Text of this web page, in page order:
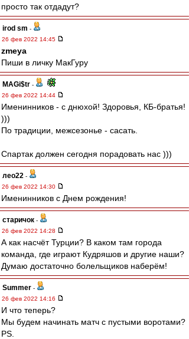
просто так отдадут?
irod sm -
26 фев 2022 14:45
zmeya
Пиши в личку МакГуру
MAGi$tr -
26 фев 2022 14:44
Именинников - с днюхой! Здоровья, КБ-братья!
)))
По традиции, межсезонье - сасать.
Спартак должен сегодня порадовать нас )))
лео22 -
26 фев 2022 14:30
Именинников с Днем рождения!
старичок -
26 фев 2022 14:28
А как насчёт Турции? В каком там города
команда, где играют Кудряшов и другие наши?
Думаю достаточно болельщиков наберём!
Summer -
26 фев 2022 14:16
И что теперь?
Мы будем начинать матч с пустыми воротами?
PS.